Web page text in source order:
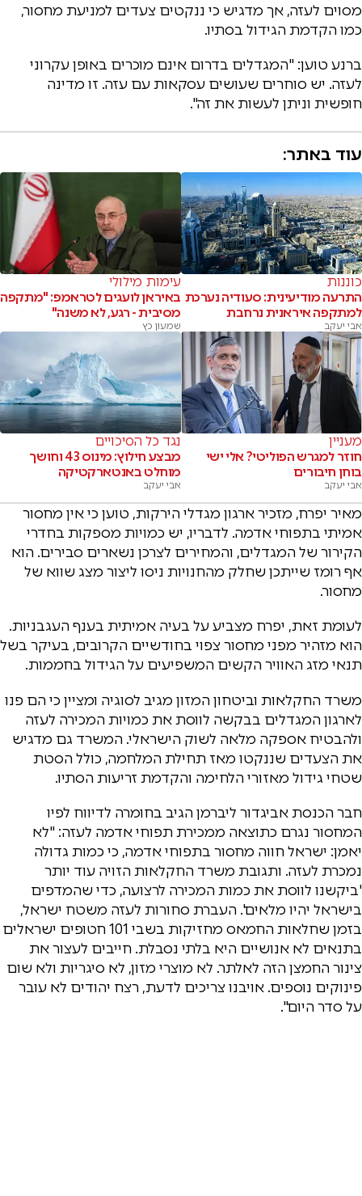
מסוים לעזה, אך מדגיש כי ננקטים צעדים למניעת מחסור,
כמו הקדמת הגידול בסתיו.
ברנע טוען: "המגדלים בדרום אינם מוכרים באופן עקרוני
לעזה. יש סוחרים שעושים עסקאות עם עזה. זו מדינה
חופשית וניתן לעשות את זה".
עוד באתר:
כוננות
התרעה מודיעינית: סעודיה נערכת
למתקפה איראנית נרחבת
אבי יעקב
עימות מילולי
באיראן לועגים לטראמפ: "מתקפה
מסיבית - רגע, לא משנה"
שמעון כץ
מעניין
חוזר למגרש הפוליטי? אלי ישי
בוחן חיבורים
אבי יעקב
נגד כל הסיכויים
מבצע חילוץ: מינוס 43 וחושך
מוחלט באנטארקטיקה
אבי יעקב
מאיר יפרח, מזכיר ארגון מגדלי הירקות, טוען כי אין מחסור
אמיתי בתפוחי אדמה. לדבריו, יש כמויות מספקות בחדרי
הקירור של המגדלים, והמחירים לצרכן נשארים סבירים. הוא
אף רומז שייתכן שחלק מהחנויות ניסו ליצור מצג שווא של
מחסור.
לעומת זאת, יפרח מצביע על בעיה אמיתית בענף העגבניות.
הוא מזהיר מפני מחסור צפוי בחודשיים הקרובים, בעיקר בשל
תנאי מזג האוויר הקשים המשפיעים על הגידול בחממות.
משרד החקלאות וביטחון המזון מגיב לסוגיה ומציין כי הם פנו
לארגון המגדלים בבקשה לווסת את כמויות המכירה לעזה
ולהבטיח אספקה מלאה לשוק הישראלי. המשרד גם מדגיש
את הצעדים שננקטו מאז תחילת המלחמה, כולל הסטת
שטחי גידול מאזורי הלחימה והקדמת זריעות הסתיו.
חבר הכנסת אביגדור ליברמן הגיב בחומרה לדיווח לפיו
המחסור נגרם כתוצאה ממכירת תפוחי אדמה לעזה: "לא
יאמן: ישראל חווה מחסור בתפוחי אדמה, כי כמות גדולה
נמכרת לעזה. ותגובת משרד החקלאות הזויה עוד יותר
'ביקשנו לווסת את כמות המכירה לרצועה, כדי שהמדפים
בישראל יהיו מלאים'. ‏העברת סחורות לעזה משטח ישראל,
בזמן שחלאות החמאס מחזיקות בשבי 101 חטופים ישראלים
בתנאים לא אנושיים היא בלתי נסבלת. ‏חייבים לעצור את
צינור החמצן הזה לאלתר. לא מוצרי מזון, לא סיגריות ולא שום
פינוקים נוספים. ‏אויבנו צריכים לדעת, רצח יהודים לא עובר
על סדר היום".